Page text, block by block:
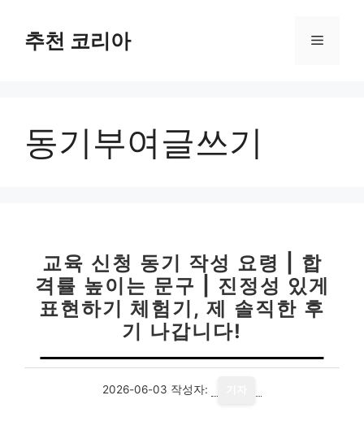
추천 코리아 메
동기부여글쓰기
교육 신청 동기 작성 요령 | 합
격률 높이는 문구 | 진정성 있게
표현하기 체험기, 제 솔직한 후
기 나갑니다!
2026-06-03 작성자: